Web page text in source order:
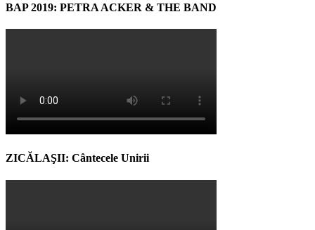
BAP 2019: PETRA ACKER & THE BAND
ZICĂLAŞII: Cântecele Unirii